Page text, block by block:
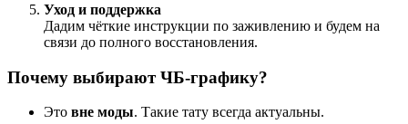
Уход и поддержка
Дадим чёткие инструкции по заживлению и будем на
связи до полного восстановления.
Почему выбирают ЧБ-графику?
Это вне моды. Такие тату всегда актуальны.